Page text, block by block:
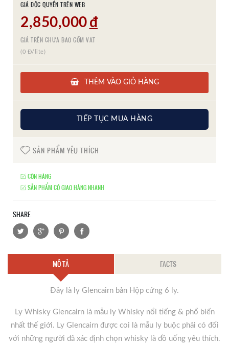
GIÁ ĐỘC QUYỀN TRÊN WEB
2,850,000 đ
GIÁ TRÊN CHƯA BAO GỒM VAT
(0 Đ/lite)
THÊM VÀO GIỎ HÀNG
TIẾP TỤC MUA HÀNG
SẢN PHẨM YÊU THÍCH
CÒN HÀNG
SẢN PHẨM CÓ GIAO HÀNG NHANH
SHARE
MÔ TẢ FACTS
Đây là ly Glencairn bản Hộp cứng 6 ly.
Ly Whisky Glencairn là mẫu ly Whisky nổi tiếng & phổ biến
nhất thế giới. Ly Glencairn được coi là mẫu ly buộc phải có đối
với những người đã xác định chọn whisky là đồ uống yêu thích.